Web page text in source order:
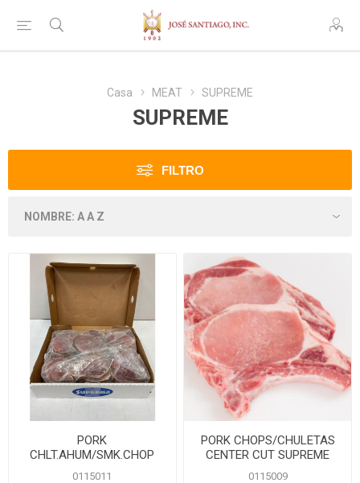
Casa MEAT SUPREME
SUPREME
FILTRO
PORK
CHLT.AHUM/SMK.CHOP
C.CUT SUPREME
0115011
PORK CHOPS/CHULETAS
CENTER CUT SUPREME
0115009